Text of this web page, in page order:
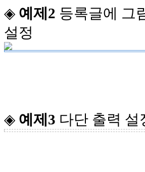
◈ 예제2 등록글에 그
설정
◈ 예제3 다단 출력 설